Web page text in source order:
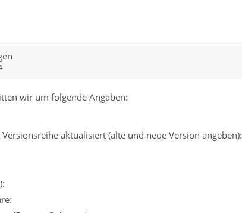
wir um folgende Angaben:
aktualisiert (alte und neue Version angeben):